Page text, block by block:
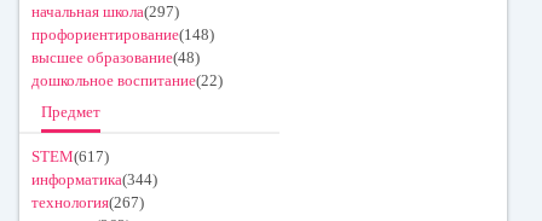
начальная школа(297)
профориентирование(148)
высшее образование(48)
дошкольное воспитание(22)
Предмет
STEM(617)
информатика(344)
технология(267)